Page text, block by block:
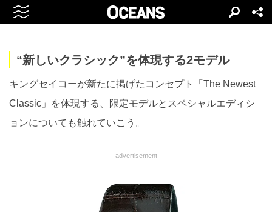
“新しいクラシック”を体現する2モデル
キングセイコーが新たに掲げたコンセプト「The Newest
Classic」を体現する、限定モデルとスペシャルエディシ
ョンについても触れていこう。
advertisement